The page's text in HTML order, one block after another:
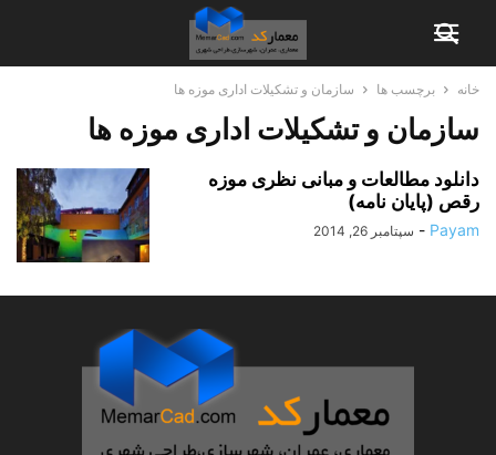
خانه برچسب ها سازمان و تشکیلات اداری موزه ها
سازمان و تشکیلات اداری موزه ها
دانلود مطالعات و مبانی نظری موزه
رقص (پایان نامه)
Payam
- سپتامبر 26, 2014